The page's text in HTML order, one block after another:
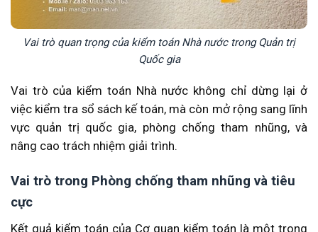
Vai trò quan trọng của kiểm toán Nhà nước trong Quản trị
Quốc gia
Vai trò của kiểm toán Nhà nước không chỉ dừng lại ở
việc kiểm tra sổ sách kế toán, mà còn mở rộng sang lĩnh
vực quản trị quốc gia, phòng chống tham nhũng, và
nâng cao trách nhiệm giải trình.
Vai trò trong Phòng chống tham nhũng và tiêu
cực
Kết quả kiểm toán của Cơ quan kiểm toán là một trong